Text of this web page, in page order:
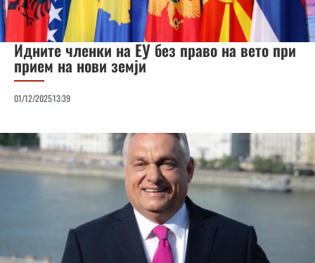
Идните членки на ЕУ без право на вето при
прием на нови земји
01/12/202513:39